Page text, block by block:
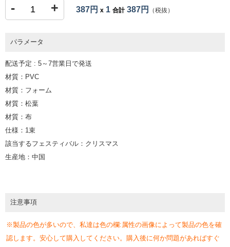
- + 387円 x 1 合計387円 （税抜）
パラメータ
配送予定 : 5～7営業日で発送
材質：PVC
材質：フォーム
材質：松葉
材質：布
仕様：1束
該当するフェスティバル：クリスマス
生産地：中国
注意事項
※製品の色が多いので、私達は色の欄:属性の画像によって製品の色を確
認します。安心して購入してください。購入後に何か問題があればすぐ